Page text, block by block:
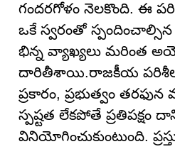
గందరగోళం నెలకొంది. ఈ
ఒకే స్వరంతో స్పందించాల్సిన
భిన్న వ్యాఖ్యలు మరింత
దారితీశాయి.రాజకీయ
ప్రకారం, ప్రభుత్వం తరఫున
స్పష్టత లేకపోతే ప్రతిపక్షం
వినియోగించుకుంటుంది.